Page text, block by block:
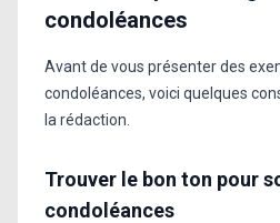
condoléances
Avant de vous présenter des
condoléances, voici quelques
la rédaction.
Trouver le bon ton pour
condoléances